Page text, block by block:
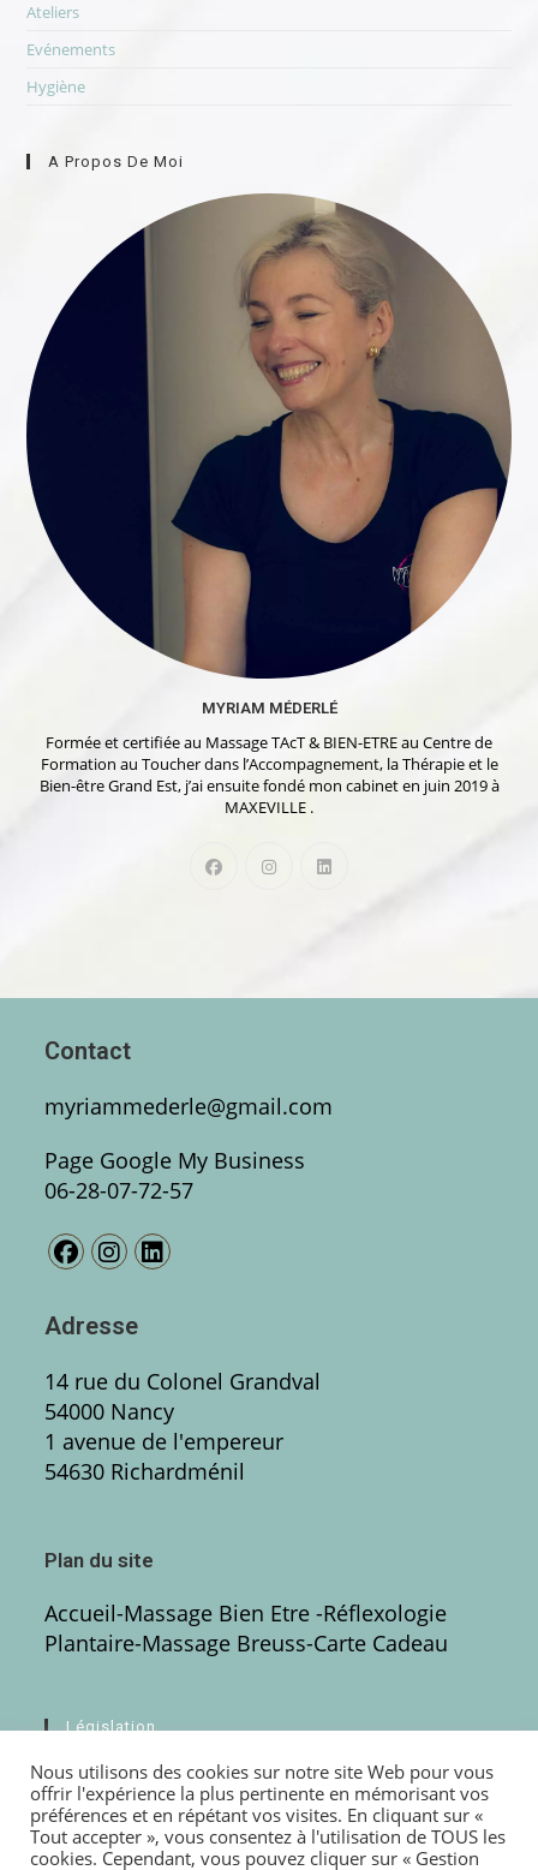
Ateliers
Evénements
Hygiène
A Propos De Moi
MYRIAM MÉDERLÉ
Formée et certifiée au Massage TAcT & BIEN-ETRE au Centre de
Formation au Toucher dans l’Accompagnement, la Thérapie et le
Bien-être Grand Est, j’ai ensuite fondé mon cabinet en juin 2019 à
MAXEVILLE .
Contact
myriammederle@gmail.com
Page Google My Business
06-28-07-72-57
Adresse
14 rue du Colonel Grandval
54000 Nancy
1 avenue de l'empereur
54630 Richardménil
Plan du site
Accueil-Massage Bien Etre-Réflexologie
Plantaire-Massage Breuss-Carte Cadeau
Législation
Mentions légales
Politique de confidentialité
Nous utilisons des cookies sur notre site Web pour vous
offrir l'expérience la plus pertinente en mémorisant vos
préférences et en répétant vos visites. En cliquant sur «
Tout accepter », vous consentez à l'utilisation de TOUS les
cookies. Cependant, vous pouvez cliquer sur « Gestion